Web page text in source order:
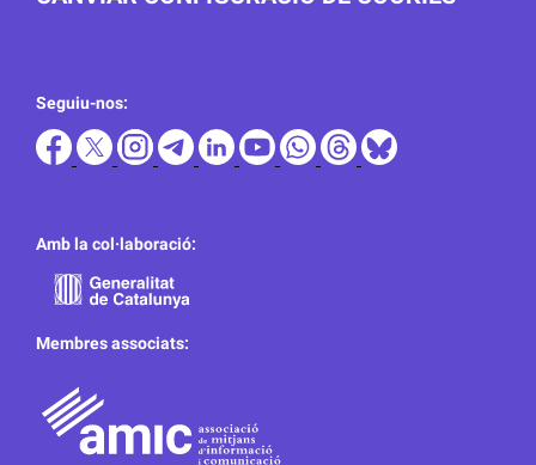
Seguiu-nos:
Amb la col·laboració:
Membres associats: